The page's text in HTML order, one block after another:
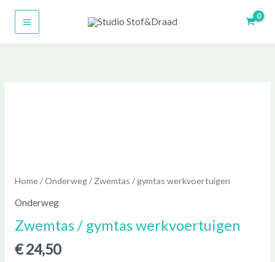
Home/Onderweg/ Zwemtas / gymtas werkvoertuigen
Onderweg
Zwemtas / gymtas werkvoertuigen
€24,50